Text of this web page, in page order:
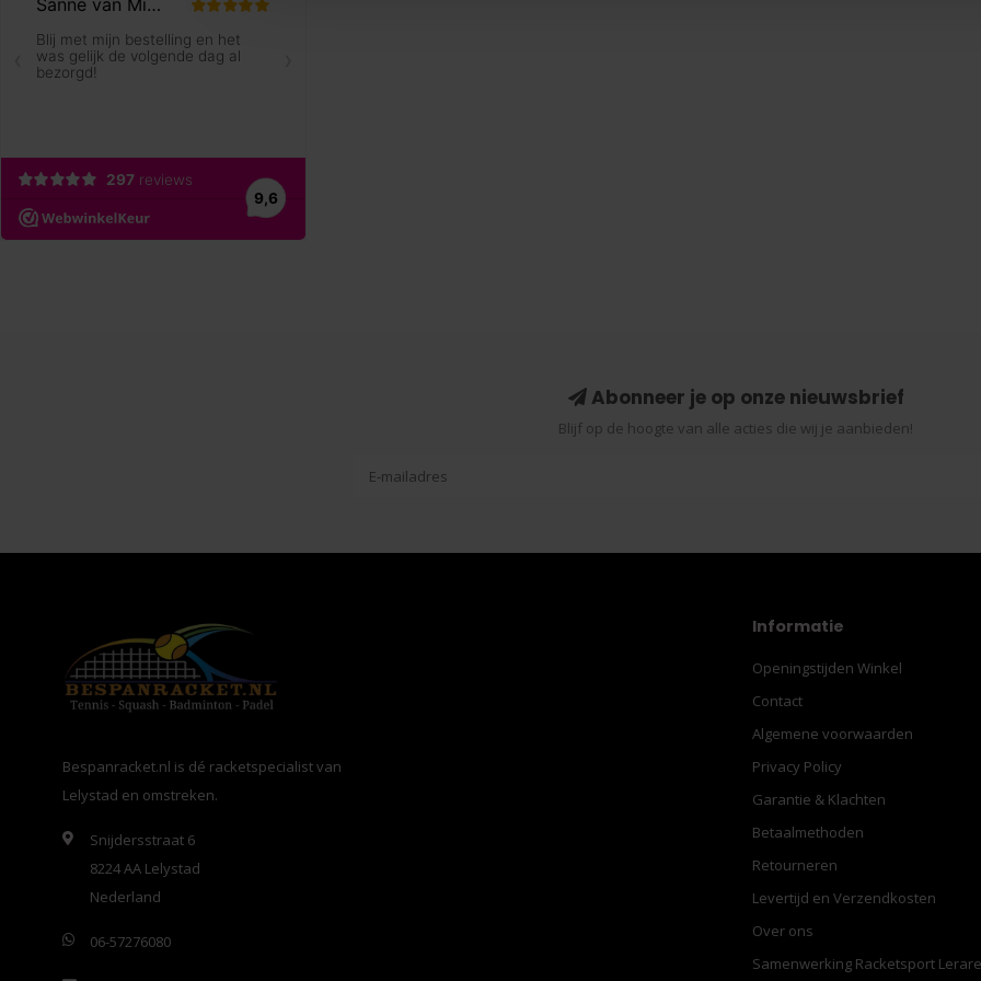
Abonneer je op onze nieuwsbrief
Blijf op de hoogte van alle acties die wij je aanbieden!
Bespanracket.nl is dé racketspecialist van
Lelystad en omstreken.
Snijdersstraat 6
8224 AA Lelystad
Nederland
06-57276080
Informatie
Openingstijden Winkel
Contact
Algemene voorwaarden
Privacy Policy
Garantie & Klachten
Betaalmethoden
Retourneren
Levertijd en Verzendkosten
Over ons
Samenwerking Racketsport